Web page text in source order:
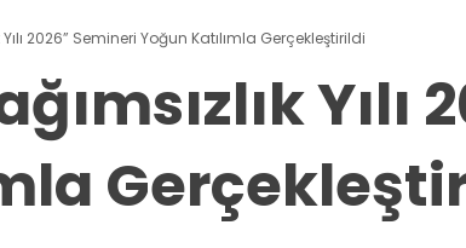
2026” Semineri Yoğun Katılımla Gerçekleştirildi
Yılı